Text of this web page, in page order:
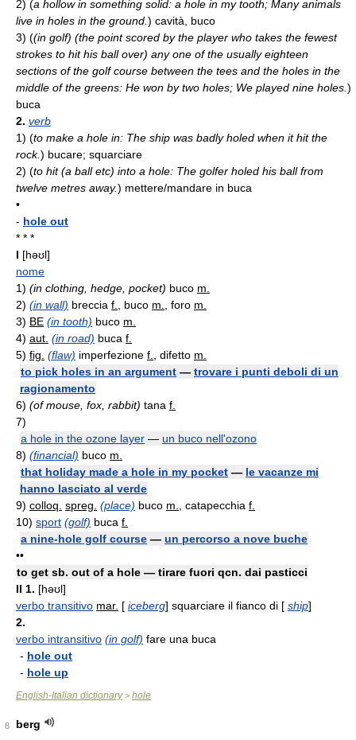
2) (a hollow in something solid: a hole in my tooth; Many animals
live in holes in the ground. ) cavità, buco
3) ((in golf) (the point scored by the player who takes the fewest
strokes to hit his ball over) any one of the usually eighteen
sections of the golf course between the tees and the holes in the
middle of the greens: He won by two holes; We played nine holes. )
buca
2. verb
1) (to make a hole in: The ship was badly holed when it hit the
rock.) bucare; squarciare
2) (to hit (a ball etc) into a hole: The golfer holed his ball from
twelve metres away.) mettere/mandare in buca
•
- hole out
* * *
I [həʊl]
nome
1) (in clothing, hedge, pocket) buco m.
2) (in wall) breccia f. , buco m. , foro m.
3) BE (in tooth) buco m.
4) aut. (in road) buca f.
5) fig. (flaw) imperfezione f. , difetto m.
to pick holes in an argument — trovare i punti deboli di un
ragionamento
6) (of mouse, fox, rabbit) tana f.
7)
a hole in the ozone layer — un buco nell'ozono
8) (financial) buco m.
that holiday made a hole in my pocket — le vacanze mi
hanno lasciato al verde
9) colloq. spreg. (place) buco m. , catapecchia f.
10) sport (golf) buca f.
a nine-hole golf course — un percorso a nove buche
••
to get sb. out of a hole — tirare fuori qcn. dai pasticci
II 1. [həʊl]
verbo transitivo mar. [ iceberg] squarciare il fianco di [ ship]
2.
verbo intransitivo (in golf) fare una buca
- hole out
- hole up
English-Italian dictionary> hole
8
berg